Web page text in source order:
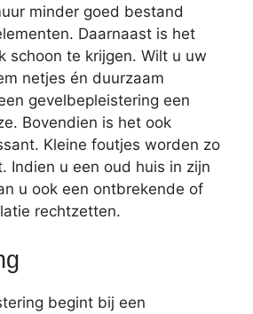
minder goed bestand
Daarnaast is het
schoon te krijgen. Wilt u uw
netjes én duurzaam
gevelbepleistering een
Bovendien is het ook
Kleine foutjes worden zo
Indien u een oud huis in zijn
u ook een ontbrekende of
rechtzetten.
begint bij een